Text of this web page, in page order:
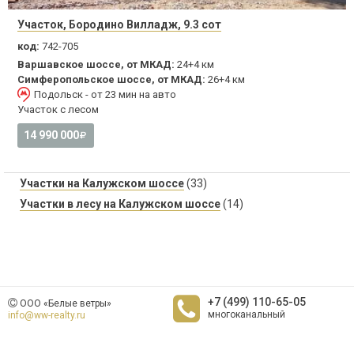
Участок, Бородино Вилладж, 9.3 сот
код: 742-705
Варшавское шоссе, от МКАД: 24+4 км
Симферопольское шоссе, от МКАД: 26+4 км
Подольск - от 23 мин на авто
Участок с лесом
14 990 000
Участки на Калужском шоссе(33)
Участки в лесу на Калужском шоссе(14)
ООО «Белые ветры»
info@ww-realty.ru
+7 (499) 110-65-05
многоканальный